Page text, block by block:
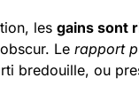
les gains sont
obscur. Le rapport
bredouille, ou